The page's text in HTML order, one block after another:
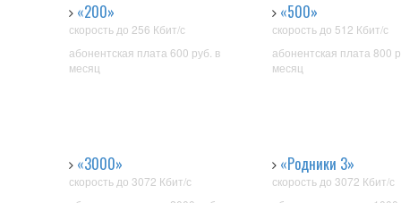
«200»
скорость до 256 Кбит/с
абонентская плата 600 руб. в
месяц
«500»
скорость до 512 Кбит/с
абонентская плата 800
месяц
«3000»
скорость до 3072 Кбит/с
«Родники 3»
скорость до 3072 Кбит/с